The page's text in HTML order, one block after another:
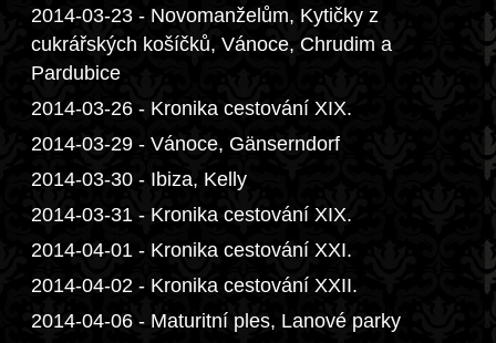
2014-03-23 - Novomanželům, Kytičky z
cukrářských košíčků, Vánoce, Chrudim a
Pardubice
2014-03-26 - Kronika cestování XIX.
2014-03-29 - Vánoce, Gänserndorf
2014-03-30 - Ibiza, Kelly
2014-03-31 - Kronika cestování XIX.
2014-04-01 - Kronika cestování XXI.
2014-04-02 - Kronika cestování XXII.
2014-04-06 - Maturitní ples, Lanové parky